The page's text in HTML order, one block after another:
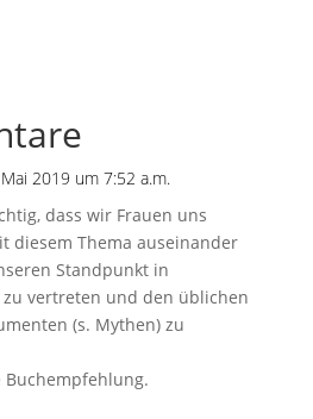
2019 um 7:52 a.m.
dass wir Frauen uns
diesem Thema auseinander
Standpunkt in
zu vertreten und den üblichen
(s. Mythen) zu
Buchempfehlung.